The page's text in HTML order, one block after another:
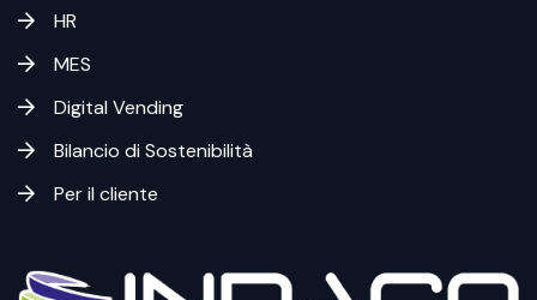
HR
MES
Digital Vending
Bilancio di Sostenibilità
Per il cliente